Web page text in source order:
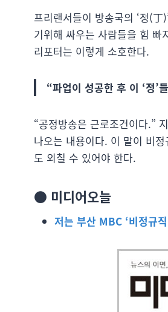
프리랜서들이 방송국의 ‘정(
기위해 싸우는 사람들을 힘 빠
리포터는 이렇게 소호한다.
“파업이 성공한 후 이 ‘정’
“공정방송은 근로조건이다.”
나오는 내용이다. 이 말이 비
도 외칠 수 있어야 한다.
● 미디어오늘
저는 부산 MBC ‘비정규